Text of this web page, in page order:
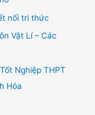
nối tri thức
Vật Lí – Các
Nghiệp THPT
Hóa